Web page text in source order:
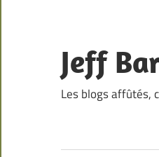
content
Jeff
Les blogs affûtés,